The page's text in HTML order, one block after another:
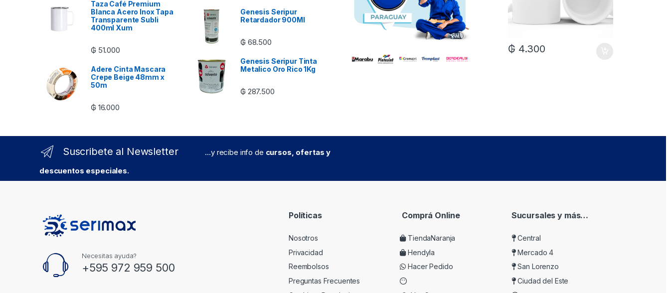
Taza Café Premium
Blanca Acero Inox Tapa
Transparente Subli
400ml Xum
₲ 51.000
Adere Cinta Mascara
Crepe Beige 48mm x
50m
₲ 16.000
Genesis Seripur
Retardador 900Ml
₲ 68.500
Genesis Seripur Tinta
Metalico Oro Rico 1Kg
₲ 287.500
₲ 4.300
Suscribete al Newsletter ...y recibe info de cursos, ofertas y
descuentos especiales.
Necesitas ayuda?
+595 972 959 500
Políticas
Nosotros
Privacidad
Reembolsos
Preguntas Frecuentes
Comprá Online
TiendaNaranja
Hendyla
Hacer Pedido
Sucursales y más…
Central
Mercado 4
San Lorenzo
Ciudad del Este